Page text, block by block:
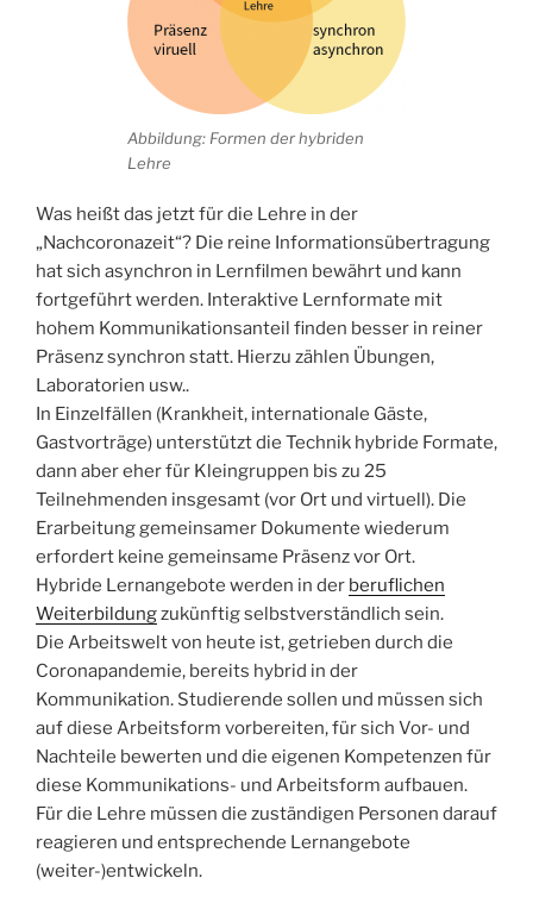
Abbildung: Formen der hybriden
Lehre
Was heißt das jetzt für die Lehre in der
„Nachcoronazeit“? Die reine Informationsübertragung
hat sich asynchron in Lernfilmen bewährt und kann
fortgeführt werden. Interaktive Lernformate mit
hohem Kommunikationsanteil finden besser in reiner
Präsenz synchron statt. Hierzu zählen Übungen,
Laboratorien usw..
In Einzelfällen (Krankheit, internationale Gäste,
Gastvorträge) unterstützt die Technik hybride Formate,
dann aber eher für Kleingruppen bis zu 25
Teilnehmenden insgesamt (vor Ort und virtuell). Die
Erarbeitung gemeinsamer Dokumente wiederum
erfordert keine gemeinsame Präsenz vor Ort.
Hybride Lernangebote werden in der beruflichen
Weiterbildungzukünftig selbstverständlich sein.
Die Arbeitswelt von heute ist, getrieben durch die
Coronapandemie, bereits hybrid in der
Kommunikation. Studierende sollen und müssen sich
auf diese Arbeitsform vorbereiten, für sich Vor- und
Nachteile bewerten und die eigenen Kompetenzen für
diese Kommunikations- und Arbeitsform aufbauen.
Für die Lehre müssen die zuständigen Personen darauf
reagieren und entsprechende Lernangebote
(weiter-)entwickeln.